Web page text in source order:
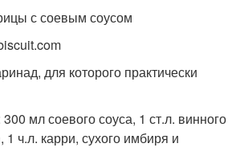
с соевым соусом
для которого практически
мл соевого соуса, 1 ст.л. винного
1 ч.л. карри, сухого имбиря и